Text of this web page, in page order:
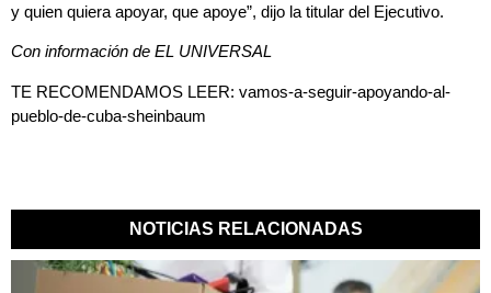
y quien quiera apoyar, que apoye”, dijo la titular del Ejecutivo.
Con información de EL UNIVERSAL
TE RECOMENDAMOS LEER: vamos-a-seguir-apoyando-al-
pueblo-de-cuba-sheinbaum
NOTICIAS RELACIONADAS